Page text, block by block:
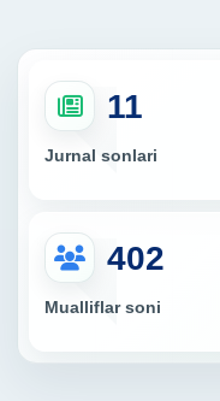
11
Jurnal sonlari
402
Mualliflar soni